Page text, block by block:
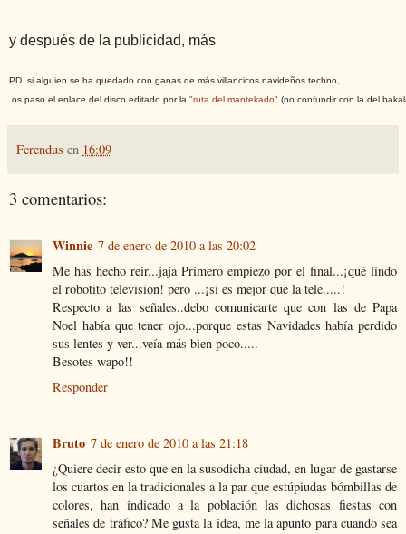
y después de la publicidad, más
PD. si alguien se ha quedado con ganas de más villancicos navideños techno,
os paso el enlace del disco editado por la "ruta del mantekado" (no confundir con la del
Ferendus en 16:09
3 comentarios:
Winnie 7 de enero de 2010 a las 20:02
Me has hecho reir...jaja Primero empiezo por el final...¡qué lindo
el robotito television! pero ...¡si es mejor que la tele.....!
Respecto a las señales..debo comunicarte que con las de Papa
Noel había que tener ojo...porque estas Navidades había perdido
sus lentes y ver...veía más bien poco.....
Besotes wapo!!
Responder
Bruto 7 de enero de 2010 a las 21:18
¿Quiere decir esto que en la susodicha ciudad, en lugar de gastarse
los cuartos en la tradicionales a la par que estúpiudas bómbillas de
colores, han indicado a la población las dichosas fiestas con
señales de tráfico? Me gusta la idea, me la apunto para cuando sea